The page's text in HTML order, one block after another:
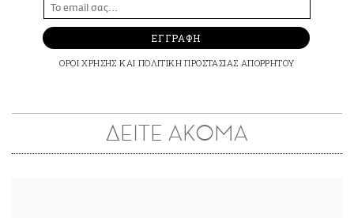
ΕΓΓΡΑΦΗ
ΟΡΟΙ ΧΡΗΣΗΣ ΚΑΙ ΠΟΛΙΤΙΚΗ ΠΡΟΣΤΑΣΙΑΣ ΑΠΟΡΡΗΤΟΥ
ΔΕΙΤΕ ΑΚΟΜΑ